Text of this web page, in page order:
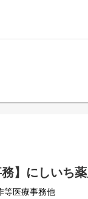
務】にしいち
等医療事務他